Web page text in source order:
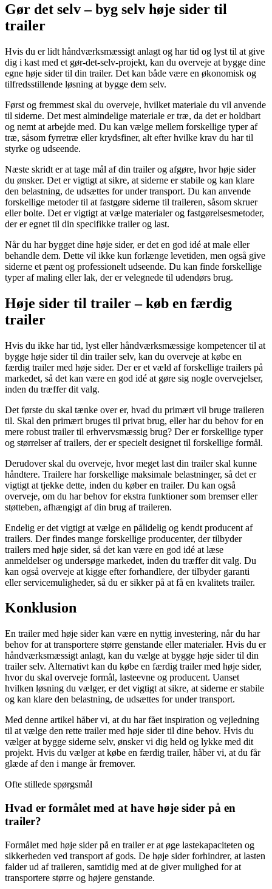
Gør det selv – byg selv høje sider til
trailer
Hvis du er lidt håndværksmæssigt anlagt og har tid og lyst til at give
dig i kast med et gør-det-selv-projekt, kan du overveje at bygge dine
egne høje sider til din trailer. Det kan både være en økonomisk og
tilfredsstillende løsning at bygge dem selv.
Først og fremmest skal du overveje, hvilket materiale du vil anvende
til siderne. Det mest almindelige materiale er træ, da det er holdbart
og nemt at arbejde med. Du kan vælge mellem forskellige typer af
træ, såsom fyrretræ eller krydsfiner, alt efter hvilke krav du har til
styrke og udseende.
Næste skridt er at tage mål af din trailer og afgøre, hvor høje sider
du ønsker. Det er vigtigt at sikre, at siderne er stabile og kan klare
den belastning, de udsættes for under transport. Du kan anvende
forskellige metoder til at fastgøre siderne til traileren, såsom skruer
eller bolte. Det er vigtigt at vælge materialer og fastgørelsesmetoder,
der er egnet til din specifikke trailer og last.
Når du har bygget dine høje sider, er det en god idé at male eller
behandle dem. Dette vil ikke kun forlænge levetiden, men også give
siderne et pænt og professionelt udseende. Du kan finde forskellige
typer af maling eller lak, der er velegnede til udendørs brug.
Høje sider til trailer – køb en færdig
trailer
Hvis du ikke har tid, lyst eller håndværksmæssige kompetencer til at
bygge høje sider til din trailer selv, kan du overveje at købe en
færdig trailer med høje sider. Der er et væld af forskellige trailers på
markedet, så det kan være en god idé at gøre sig nogle overvejelser,
inden du træffer dit valg.
Det første du skal tænke over er, hvad du primært vil bruge traileren
til. Skal den primært bruges til privat brug, eller har du behov for en
mere robust trailer til erhvervsmæssig brug? Der er forskellige typer
og størrelser af trailers, der er specielt designet til forskellige formål.
Derudover skal du overveje, hvor meget last din trailer skal kunne
håndtere. Trailere har forskellige maksimale belastninger, så det er
vigtigt at tjekke dette, inden du køber en trailer. Du kan også
overveje, om du har behov for ekstra funktioner som bremser eller
støtteben, afhængigt af din brug af traileren.
Endelig er det vigtigt at vælge en pålidelig og kendt producent af
trailers. Der findes mange forskellige producenter, der tilbyder
trailers med høje sider, så det kan være en god idé at læse
anmeldelser og undersøge markedet, inden du træffer dit valg. Du
kan også overveje at kigge efter forhandlere, der tilbyder garanti
eller servicemuligheder, så du er sikker på at få en kvalitets trailer.
Konklusion
En trailer med høje sider kan være en nyttig investering, når du har
behov for at transportere større genstande eller materialer. Hvis du er
håndværksmæssigt anlagt, kan du vælge at bygge høje sider til din
trailer selv. Alternativt kan du købe en færdig trailer med høje sider,
hvor du skal overveje formål, lasteevne og producent. Uanset
hvilken løsning du vælger, er det vigtigt at sikre, at siderne er stabile
og kan klare den belastning, de udsættes for under transport.
Med denne artikel håber vi, at du har fået inspiration og vejledning
til at vælge den rette trailer med høje sider til dine behov. Hvis du
vælger at bygge siderne selv, ønsker vi dig held og lykke med dit
projekt. Hvis du vælger at købe en færdig trailer, håber vi, at du får
glæde af den i mange år fremover.
Ofte stillede spørgsmål
Hvad er formålet med at have høje sider på en
trailer?
Formålet med høje sider på en trailer er at øge lastekapaciteten og
sikkerheden ved transport af gods. De høje sider forhindrer, at lasten
falder ud af traileren, samtidig med at de giver mulighed for at
transportere større og højere genstande.